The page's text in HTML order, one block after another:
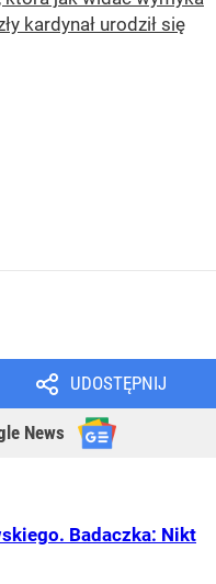
kardynał urodził się
UDOSTĘPNIJ
News
Badaczka: Nikt